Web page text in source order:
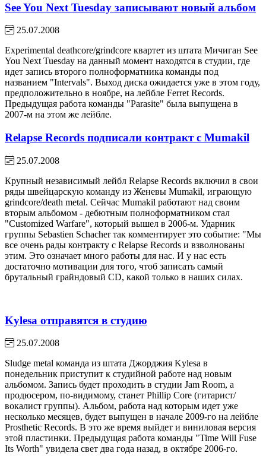
See You Next Tuesday записывают новый альбом
25.07.2008
Experimental deathcore/grindcore квартет из штата Мичиган See
You Next Tuesday на данный момент находятся в студии, где
идет запись второго полноформатника команды под
названием "Intervals". Выход диска ожидается уже в этом году,
предположительно в ноябре, на лейбле Ferret Records.
Предыдущая работа команды "Parasite" была выпущена в
2007-м на этом же лейбле.
Relapse Records подписали контракт с Mumakil
25.07.2008
Крупный независимый лейбл Relapse Records включил в свои
ряды швейцарскую команду из Женевы Mumakil, играющую
grindcore/death metal. Сейчас Mumakil работают над своим
вторым альбомом - дебютным полноформатником стал
"Customized Warfare", который вышел в 2006-м. Ударник
группы Sebastien Schacher так комментирует это событие: "Мы
все очень рады контракту с Relapse Records и взволнованы
этим. Это означает много работы для нас. И у нас есть
достаточно мотивации для того, чтоб записать самый
брутальный грайндовый CD, какой только в наших силах.
Kylesa отправятся в студию
25.07.2008
Sludge metal команда из штата Джорджия Kylesa в
понедельник приступит к студийной работе над новым
альбомом. Запись будет проходить в студии Jam Room, а
продюсером, по-видимому, станет Phillip Core (гитарист/
вокалист группы). Альбом, работа над которым идет уже
несколько месяцев, будет выпущен в начале 2009-го на лейбле
Prosthetic Records. В это же время выйдет и виниловая версия
этой пластинки. Предыдущая работа команды "Time Will Fuse
Its Worth" увидела свет два года назад, в октябре 2006-го.